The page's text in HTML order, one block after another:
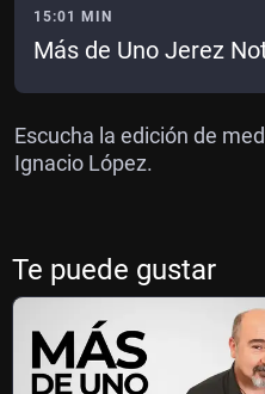
15:01 MIN
Más de Uno Jerez
Escucha la edición de
Ignacio López.
Te puede gustar